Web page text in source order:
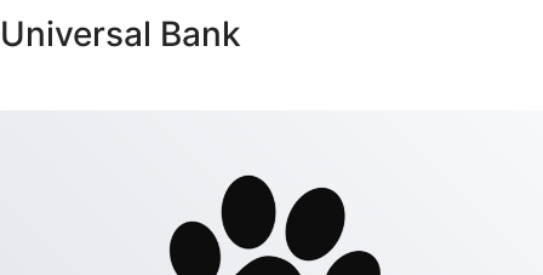
Universal Bank